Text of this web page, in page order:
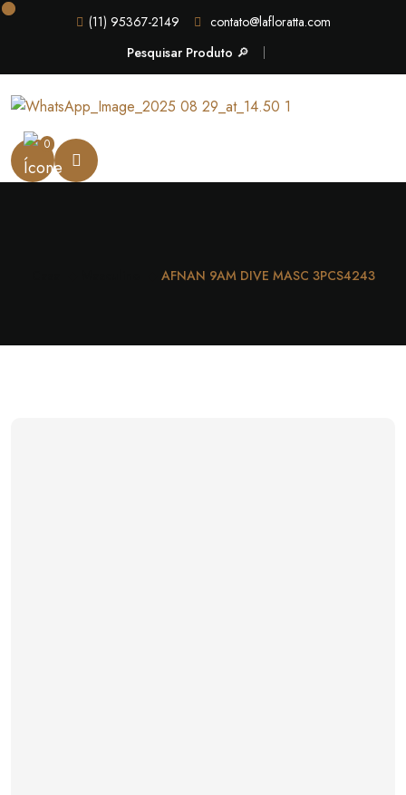
(11) 95367-2149
contato@lafloratta.com
Pesquisar Produto 🔎
0
AFNAN 9AM DIVE MASC 3PCS4243